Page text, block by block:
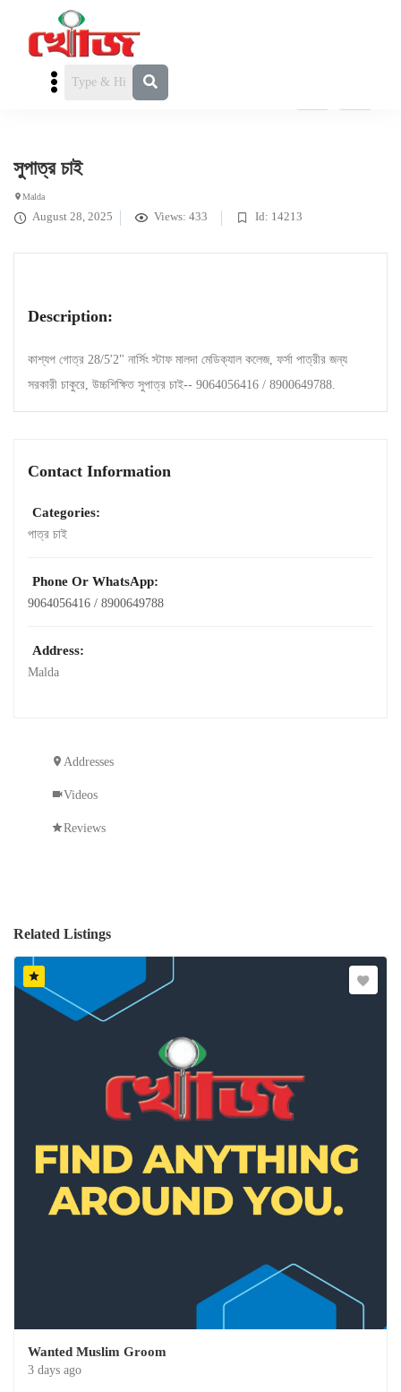
সুপাত্র চাই
Malda
August 28, 2025 Views: 433 Id: 14213
Description:
কাশ্যপ গোত্র 28/5'2" নার্সিং স্টাফ মালদা মেডিক্যাল কলেজ, ফর্সা পাত্রীর জন্য
সরকারী চাকুরে, উচ্চশিক্ষিত সুপাত্র চাই-- 9064056416 / 8900649788.
Contact Information
Categories:
পাত্র চাই
Phone Or WhatsApp:
9064056416 / 8900649788
Address:
Malda
Addresses
Videos
Reviews
Related Listings
Wanted Muslim Groom
3 days ago